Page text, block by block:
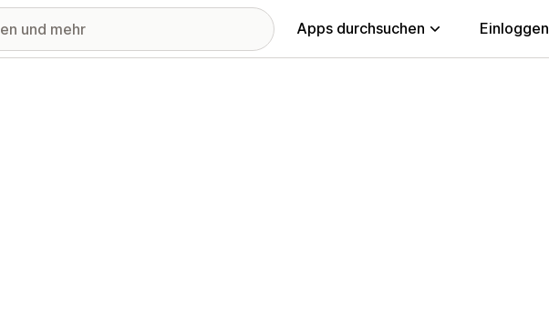
Apps durchsuchen Einloggen